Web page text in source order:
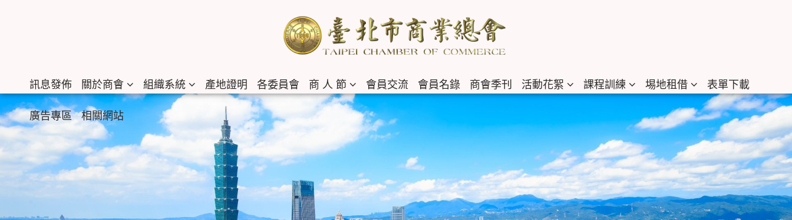
訊息發佈 關於商會 組織系統 產地證明 各委員會 商 人 節 會員交流 會員名錄 商會季刊 活動花絮 課程訓練 埸地租借 表單下載
廣告專區 相關網站